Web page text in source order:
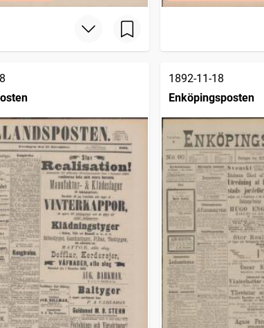
1892-11-18
Enköpingsposten